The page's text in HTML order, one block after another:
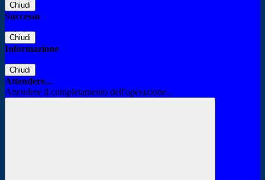
Chiudi
Successo
Chiudi
Informazione
Chiudi
Attendere...
Attendere il completamento dell'operazione...